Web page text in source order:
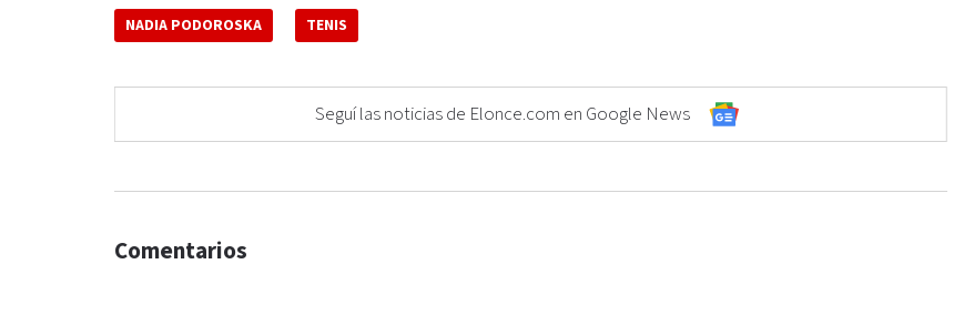
NADIA PODOROSKA TENIS
Seguí las noticias de Elonce.com en Google News
Comentarios